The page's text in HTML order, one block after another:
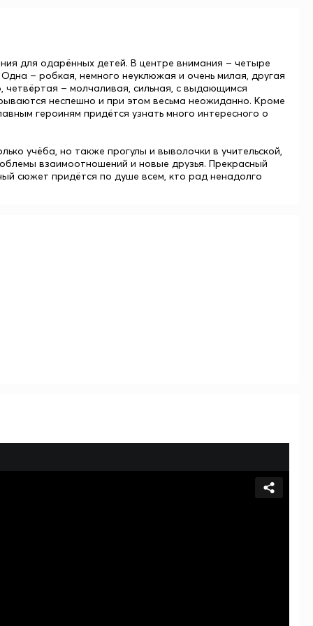
для одарённых детей. В центре внимания – четыре
– робкая, немного неуклюжая и очень милая, другая
четвёртая – молчаливая, сильная, с выдающимся
неспешно и при этом весьма неожиданно. Кроме
героиням придётся узнать много интересного о
учёба, но также прогулы и выволочки в учительской,
взаимоотношений и новые друзья. Прекрасный
сюжет придётся по душе всем, кто рад ненадолго